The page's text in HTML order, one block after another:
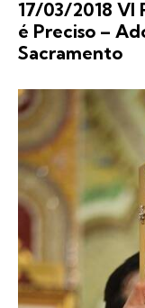
17/03/2018 VI
é Preciso –
Sacramento